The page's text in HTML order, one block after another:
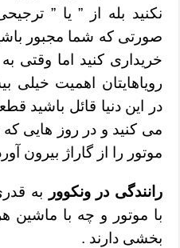
نکنید بله از ” یا ”
صورتی که شما مجبور
خریداری کنید اما وقتی
رویاهایتان اهمیت
در این دنیا قائل باشید
می کنید و در روز هایی
موتور را از گاراژ بیرون
رانندگی در ونکوور
به
با موتور و چه با ماشین
بخشی دارند .